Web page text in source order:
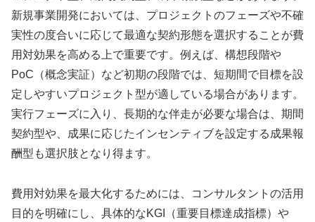
新規事業開発においては、プロジェクトのフェーズや不確
実性の度合いに応じて最適な契約形態を選択することが費
用対効果を高める上で重要です。例えば、構想段階や
PoC（概念実証）など初期の段階では、短期間で目標を設
定しやすいプロジェクト型が適している場合があります。
実行フェーズに入り、長期的な伴走が必要な場合は、期間
契約型や、成果に応じたインセンティブを設定する成果報
酬型も選択肢となり得ます。
費用対効果を最大化するためには、コンサルタントの活用
目的を明確にし、具体的なKGI（重要目標達成指標）や